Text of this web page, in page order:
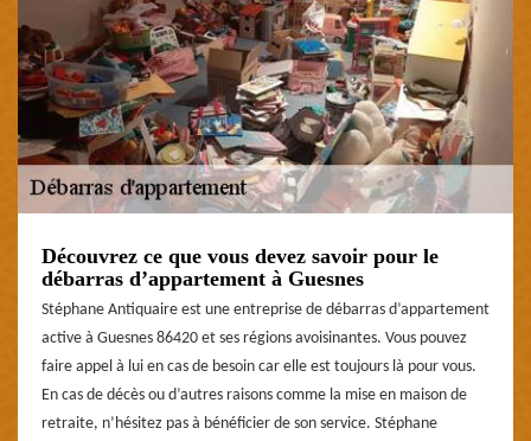
Découvrez ce que vous devez savoir pour le
débarras d’appartement à Guesnes
Stéphane Antiquaire est une entreprise de débarras d’appartement
active à Guesnes 86420 et ses régions avoisinantes. Vous pouvez
faire appel à lui en cas de besoin car elle est toujours là pour vous.
En cas de décès ou d’autres raisons comme la mise en maison de
retraite, n’hésitez pas à bénéficier de son service. Stéphane